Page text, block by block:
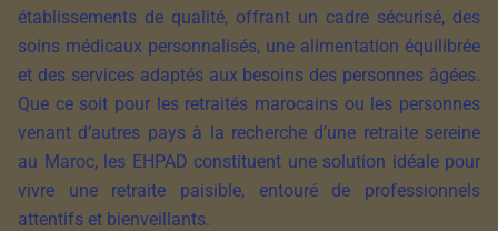
établissements de qualité, offrant un cadre sécurisé, des
soins médicaux personnalisés, une alimentation équilibrée
et des services adaptés aux besoins des personnes âgées.
Que ce soit pour les retraités marocains ou les personnes
venant d’autres pays à la recherche d’une retraite sereine
au Maroc, les EHPAD constituent une solution idéale pour
vivre une retraite paisible, entouré de professionnels
attentifs et bienveillants.